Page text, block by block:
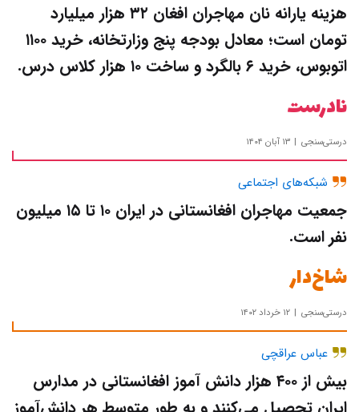
هزینه یارانه نان مهاجران افغان ۳۲ هزار میلیارد
تومان است؛ معادل بودجه پنج وزارتخانه، خرید ۱۱۰۰
اتوبوس، خرید ۶ بالگرد و ساخت ۱۰ هزار کلاس درس.
نادرست
درستی‌سنجی ۱۳ آبان ۱۴۰۴
شبکه‌های اجتماعی
جمعیت مهاجران افغانستانی در ایران ۱۰ تا ۱۵ میلیون
نفر است.
شاخ‌دار
درستی‌سنجی ۱۲ خرداد ۱۴۰۲
عباس عراقچی
بیش از ۴۰۰ هزار دانش آموز افغانستانی در مدارس